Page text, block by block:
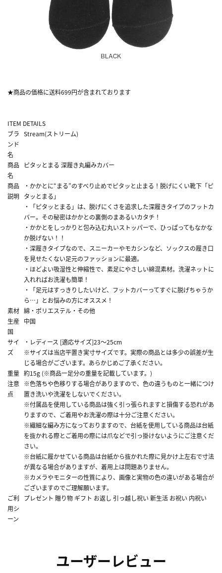
★商品の価格に送料699円が含まれております
ITEM DETAILS
ブラ
ンド
名
Stream(ストリーム)
商品
名
ピタッとまる 深履き丸編みカバー
商品
説明
・かかとに“まる”のすべり止めでピタッと止まる！脱げにくい靴下「ピ
タッとまる」
・「ピタッとまる」は、脱げにくさを追求した深履きタイプのフットカ
バー。その秘密はかかとの裏側のまあるいカタチ！
・かかとをしっかりと包み込む丸いストッパーで、ひっぱってもなかな
か脱げない！！
・深履きタイプなので、スニーカーやモカシンなど、ソックスの履き口
を見せたくない足元のファッションに最適。
・ほどよい吸湿性と伸縮性で、素足にやさしい綿混素材。洗濯ネットに
入れればお洗濯も簡単！
・「足元はすっきりしたいけど、フットカバーってすぐに脱げちゃうか
ら…」とお悩みの方にオススメ！
素材 綿・ポリエステル・その他
生産
国
中国
サイ
ズ
・レディース [適応サイズ]23～25cm
※サイズは当店平置き実寸サイズです。実際の商品とは多少の誤差が生
じる場合がございます。あらかじめご了承ください。
重量 約15g (※商品一足分の重量を記載しています。)
注意
点
※色落ちや色移りする場合がありますので、色の違うものと一緒につけ
置き洗いや洗濯をしないでください。
※付属品を使用している商品は強く引っ張られますと損傷する恐れがあ
りますので、ご着用やお洗濯の際は十分ご注意ください。
※繊細な編み方になっておりますので、台紙を使用している商品は台紙
を抜かれる際とご着用の際には爪などで引っ掛けないようにご注意くだ
さい。
※台紙に履かせている商品は台紙から抜かれた際に見かけ上左右で寸法
が異なる場合がありますが、着用上は問題ありません。
※カメラやモニターの性質により、画像と実物の色の違いがある場合が
ございますのでご理解願います。
ご利
用シ
ーン
プレゼント 贈り物 ギフト お返し 引っ越し祝い 新生活 お祝い 内祝い
ユーザーレビュー